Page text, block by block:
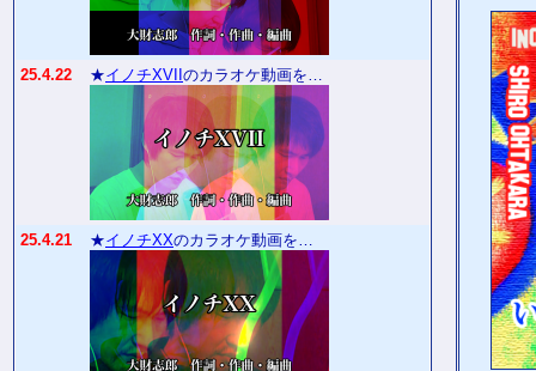
25.4.22 ★イノチXVII のカラオケ動画を…
25.4.21 ★イノチXXのカラオケ動画を…